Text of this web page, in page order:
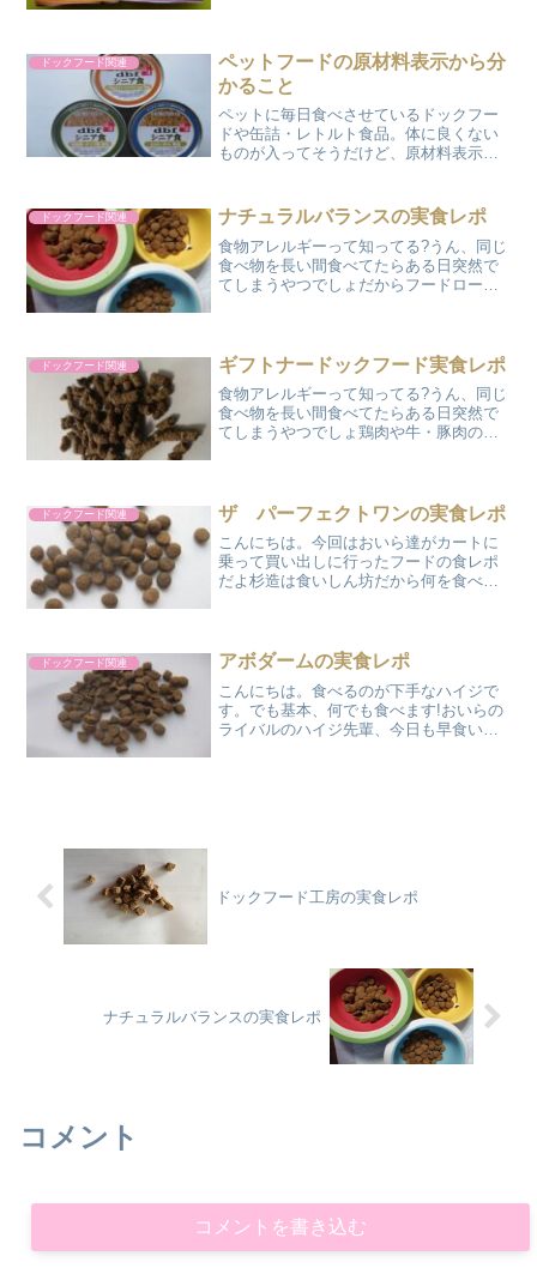
ーテーションの候補を探...
ドックフード関連
ペットフードの原材料表示から分
かること
ペットに毎日食べさせているドックフー
ドや缶詰・レトルト食品。体に良くない
ものが入ってそうだけど、原材料表示を
うゆうルールで、何を表示しているのか
が分かればペットフードへ...
ドックフード関連 ナチュラルバランスの実食レポ
食物アレルギーって知ってる?うん、同じ
食べ物を長い間食べてたらある日突然で
てしまうやつでしょだからフードローテ
ドだと味も飽きちゃう...
ドックフード関連 ギフトナードックフード実食レポ
食物アレルギーって知ってる?うん、同じ
食べ物を長い間食べてたらある日突然で
てしまうやつでしょ鶏肉や牛・豚肉のア
ーの子には鹿肉や馬肉の...
ドックフード関連 ザ パーフェクトワンの実食レポ
こんにちは。今回はおいら達がカートに
乗って買い出しに行ったフードの食レポ
だよ杉造は食いしん坊だから何を食べて
石は硬くて喰えん!杉造...
ドックフード関連 アボダームの実食レポ
こんにちは。食べるのが下手なハイジで
す。でも基本、何でも食べます!おいらの
ライバルのハイジ先輩、今日も早食い競
ドックフード工房の実食レポ
ナチュラルバランスの実食レポ
コメント
コメントを書き込む